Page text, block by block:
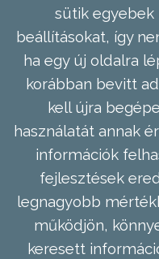
sütik
beállításokat, így
ha egy új oldalra
korábban bevitt
kell újra
használatát annak
információk
fejlesztések
legnagyobb
működjön,
keresett